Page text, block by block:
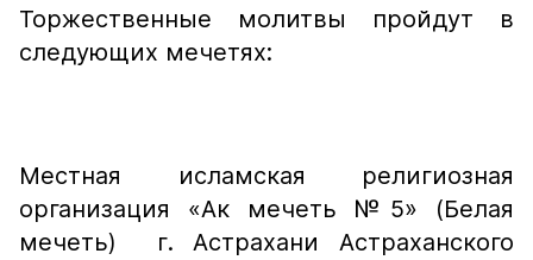
Торжественные молитвы пройдут в
следующих мечетях:
Местная исламская религиозная
организация «Ак мечеть №5» (Белая
мечеть) г. Астрахани Астраханского